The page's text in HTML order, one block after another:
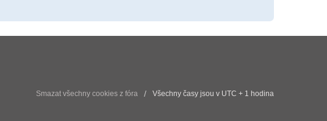
Smazat všechny cookies z fóra Všechny časy jsou v UTC + 1 hodina